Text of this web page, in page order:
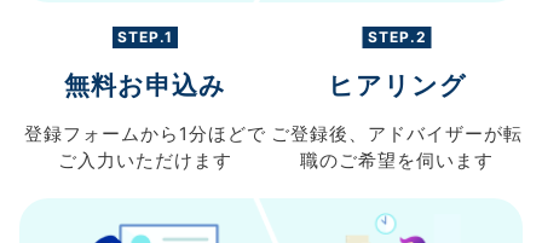
STEP.1
無料お申込み
登録フォームから 1分ほどで
ご入力 いただけます
STEP.2
ヒアリング
ご登録後、 アドバイザーが転
職のご希望を伺います